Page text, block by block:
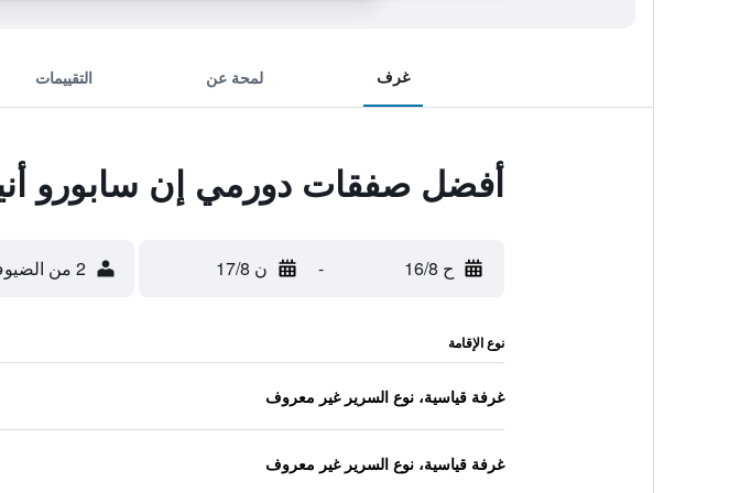
غرف لمحة عن التقييمات
أفضل صفقات دورمي إن سابورو
ح 16/8 - ن 17/8 2 من الضيوف، غرفة واحدة
نوع الإقامة
غرفة قياسية، نوع السرير غير معروف
غرفة قياسية، نوع السرير غير معروف